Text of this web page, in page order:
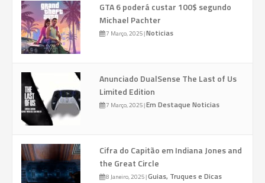
GTA 6 poderá custar 100$ segundo
Michael Pachter
7 Março, 2025|Noticias
Anunciado DualSense The Last of Us
Limited Edition
7 Março, 2025|Em Destaque Noticias
Cifra do Capitão em Indiana Jones and
the Great Circle
8 Janeiro, 2025|Guias, Truques e Dicas